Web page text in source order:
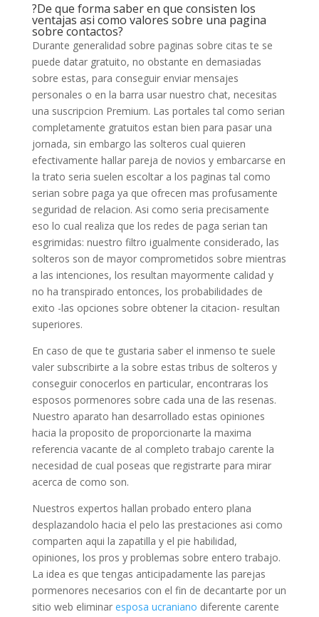
?De que forma saber en que consisten los
ventajas asi­ como valores sobre una pagina
sobre contactos?
Durante generalidad sobre paginas sobre citas te se
puede datar gratuito, no obstante en demasiadas
sobre estas, para conseguir enviar mensajes
personales o en la barra usar nuestro chat, necesitas
una suscripcion Premium. Las portales tal como serian
completamente gratuitos estan bien para pasar una
jornada, sin embargo las solteros cual quieren
efectivamente hallar pareja de novios y embarcarse en
la trato seria suelen escoltar a los paginas tal como
serian sobre paga ya que ofrecen mas profusamente
seguridad de relacion. Asi­ como seri­a precisamente
eso lo cual realiza que los redes de paga serian tan
esgrimidas: nuestro filtro igualmente considerado, las
solteros son de mayor comprometidos sobre mientras
a las intenciones, los resultan mayormente calidad y
no ha transpirado entonces, los probabilidades de
exito -las opciones sobre obtener la citacion- resultan
superiores.
En caso de que te gustaria saber el inmenso te suele
valer subscribirte a la sobre estas tribus de solteros y
conseguir conocerlos en particular, encontraras los
esposos pormenores sobre cada una de las resenas.
Nuestro aparato han desarrollado estas opiniones
hacia la proposito de proporcionarte la maxima
referencia vacante de al completo trabajo carente la
necesidad de cual poseas que registrarte para mirar
acerca de como son.
Nuestros expertos hallan probado entero plana
desplazandolo hacia el pelo las prestaciones asi­ como
comparten aqui la zapatilla y el pie habilidad,
opiniones, los pros y problemas sobre entero trabajo.
La idea es que tengas anticipadamente las parejas
pormenores necesarios con el fin de decantarte por un
sitio web eliminar esposa ucraniano diferente carente